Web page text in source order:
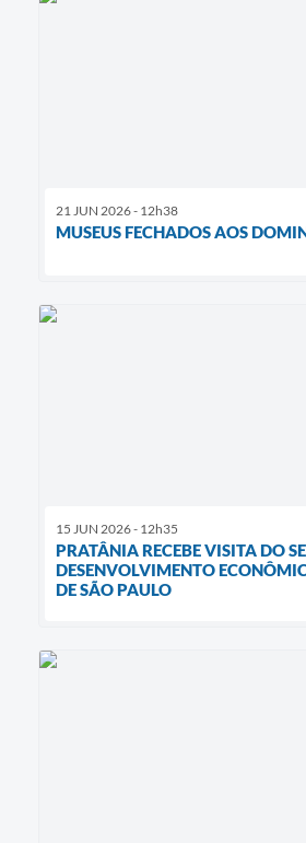
21 JUN 2026 - 12h38
MUSEUS FECHADOS AOS
15 JUN 2026 - 12h35
PRATÂNIA RECEBE VISITA DO
DESENVOLVIMENTO
DE SÃO PAULO